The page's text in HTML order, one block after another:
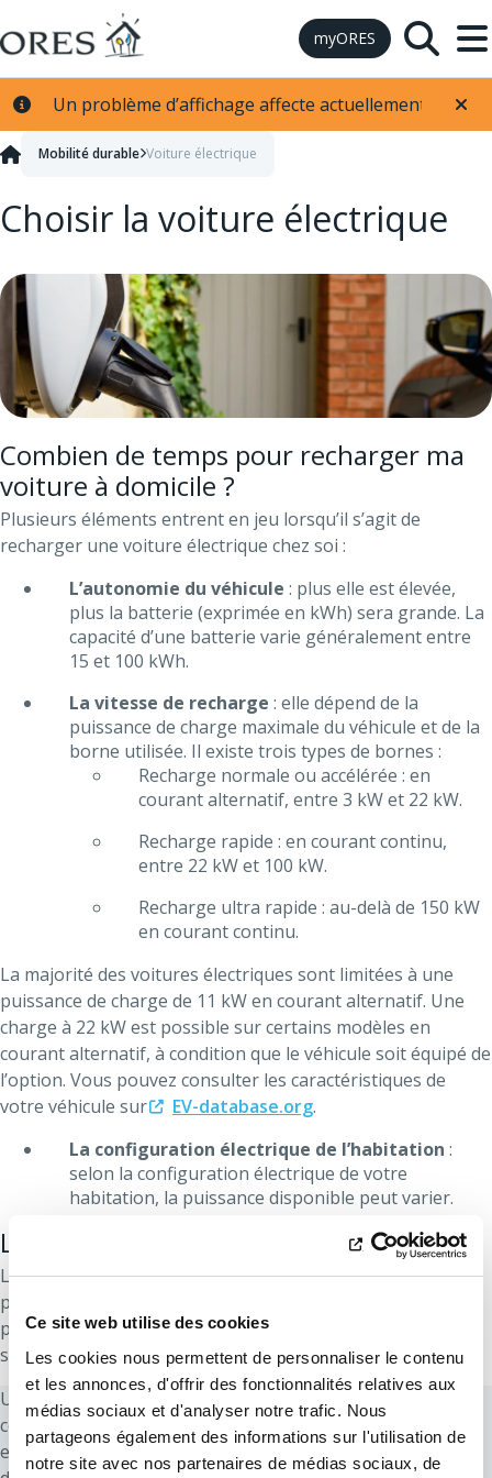
Ce site web utilise des cookies
Les cookies nous permettent de personnaliser le contenu
et les annonces, d'offrir des fonctionnalités relatives aux
médias sociaux et d'analyser notre trafic. Nous
partageons également des informations sur l'utilisation de
notre site avec nos partenaires de médias sociaux, de
Skip to Content
myORES
Un problème d’affichage affecte actuellement les
Choisir la voiture électrique
Mobilité durable Voiture électrique
Combien de temps pour recharger ma
voiture à domicile ?
Plusieurs éléments entrent en jeu lorsqu’il s’agit de
recharger une voiture électrique chez soi :
L’autonomie du véhicule : plus elle est élevée,
plus la batterie (exprimée en kWh) sera grande. La
capacité d’une batterie varie généralement entre
15 et 100 kWh.
La vitesse de recharge : elle dépend de la
puissance de charge maximale du véhicule et de la
borne utilisée. Il existe trois types de bornes :
Recharge normale ou accélérée : en
courant alternatif, entre 3 kW et 22 kW.
Recharge rapide : en courant continu,
entre 22 kW et 100 kW.
Recharge ultra rapide : au-delà de 150 kW
en courant continu.
La majorité des voitures électriques sont limitées à une
puissance de charge de 11 kW en courant alternatif. Une
charge à 22 kW est possible sur certains modèles en
courant alternatif, à condition que le véhicule soit équipé de
l’option. Vous pouvez consulter les caractéristiques de
votre véhicule sur
EV-database.org.
La configuration électrique de l’habitation :
selon la configuration électrique de votre
habitation, la puissance disponible peut varier.
Les bornes intelligentes
L'installation d'une borne intelligente est une solution
pour maitriser vos coûts et éviter de devoir augmenter la
puissance de l'installation. Consultez notre
savoir plus.
Utiliseznotre simulateur pour vérifier si votre
configuration électrique actuelle permet de recharger
efficacement votre (future) voiture électrique ou hybride à